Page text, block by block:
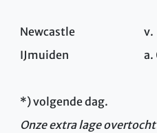
Newcastle
v.
IJmuiden
a.
*) volgende dag.
Onze extra lage